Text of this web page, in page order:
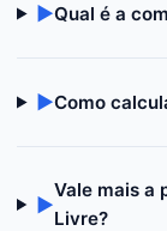
▶Qual é a
▶Como
▶
Vale mais a
Livre?